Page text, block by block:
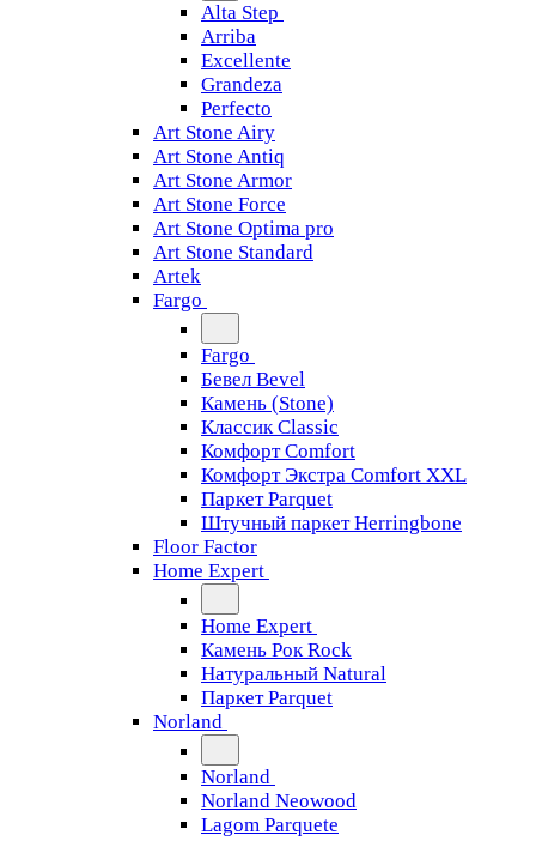
Alta Step
Arriba
Excellente
Grandeza
Perfecto
Art Stone Airy
Art Stone Antiq
Art Stone Armor
Art Stone Force
Art Stone Optima pro
Art Stone Standard
Artek
Fargo
Fargo
Бевел Bevel
Камень (Stone)
Классик Classic
Комфорт Comfort
Комфорт Экстра Comfort XXL
Паркет Parquet
Штучный паркет Herringbone
Floor Factor
Home Expert
Home Expert
Камень Рок Rock
Натуральный Natural
Паркет Parquet
Norland
Norland
Norland Neowood
Lagom Parquete